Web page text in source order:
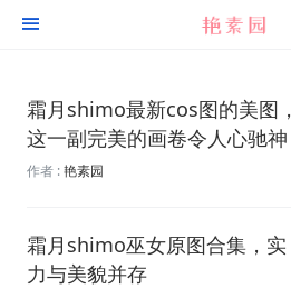

霜月shimo最新cos图的美图，
这一副完美的画卷令人心驰神
往。
作者 :艳素园
霜月shimo巫女原图合集，实
力与美貌并存